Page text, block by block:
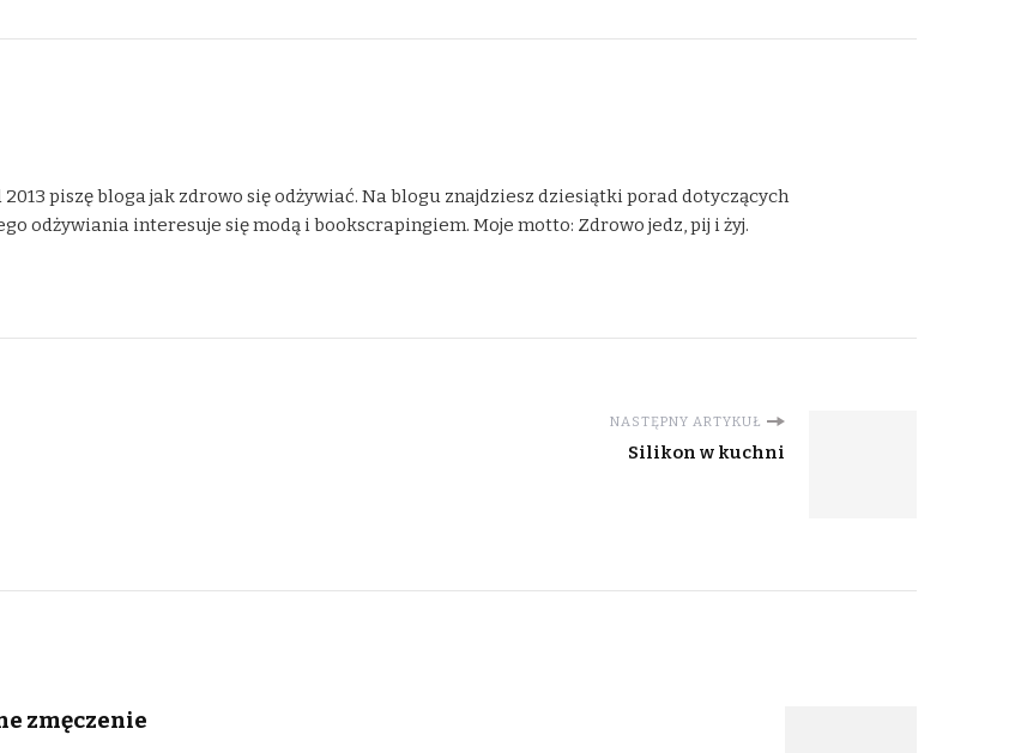
2013 piszę bloga jak zdrowo się odżywiać. Na blogu znajdziesz dziesiątki porad dotyczących
odżywiania interesuje się modą i bookscrapingiem. Moje motto: Zdrowo jedz, pij i żyj.
NASTĘPNY ARTYKUŁ
Silikon w kuchni
zmęczenie